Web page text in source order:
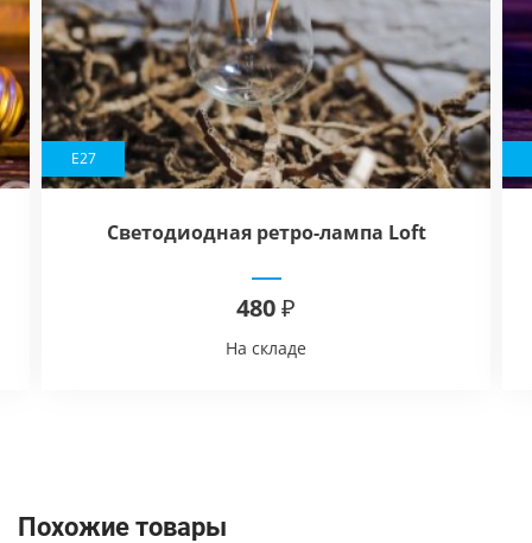
E27
Светодиодная ретро-лампа Loft
480 ₽
На складе
Похожие товары